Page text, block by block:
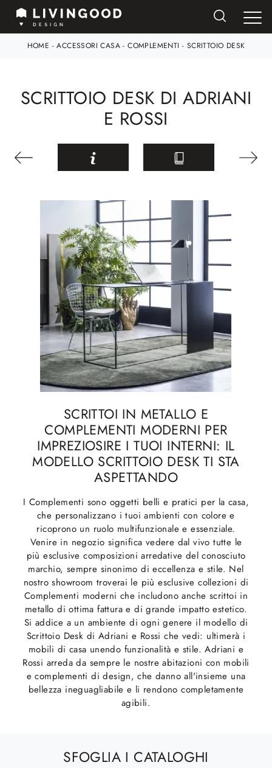
HOME -ACCESSORI CASA-COMPLEMENTI - SCRITTOIO DESK
SCRITTOIO DESK DI ADRIANI
E ROSSI
SCRITTOI IN METALLO E
COMPLEMENTI MODERNI PER
IMPREZIOSIRE I TUOI INTERNI: IL
MODELLO SCRITTOIO DESK TI STA
ASPETTANDO
I Complementi sono oggetti belli e pratici per la casa,
che personalizzano i tuoi ambienti con colore e
ricoprono un ruolo multifunzionale e essenziale.
Venire in negozio significa vedere dal vivo tutte le
più esclusive composizioni arredative del conosciuto
marchio, sempre sinonimo di eccellenza e stile. Nel
nostro showroom troverai le più esclusive collezioni di
Complementi moderni che includono anche scrittoi in
metallo di ottima fattura e di grande impatto estetico.
Si addice a un ambiente di ogni genere il modello di
Scrittoio Desk di Adriani e Rossi che vedi: ultimerà i
mobili di casa unendo funzionalità e stile. Adriani e
Rossi arreda da sempre le nostre abitazioni con mobili
e complementi di design, che danno all'insieme una
bellezza ineguagliabile e li rendono completamente
agibili.
SFOGLIA I CATALOGHI